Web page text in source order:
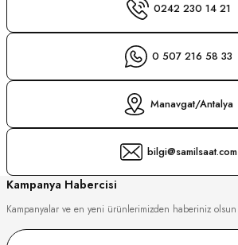
0242 230 14 21
0 507 216 58 33
Manavgat/Antalya
bilgi@samilsaat.com
Kampanya Habercisi
Kampanyalar ve en yeni ürünlerimizden haberiniz olsun